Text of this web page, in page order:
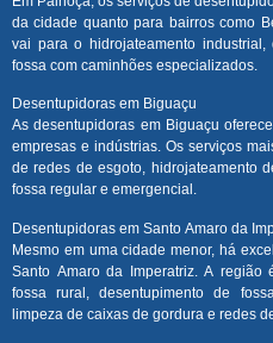
da cidade quanto para bairros como
vai para o hidrojateamento
fossa com caminhões especializados.
Desentupidoras em Biguaçu
As desentupidoras em Biguaçu
empresas e indústrias. Os serviços
de redes de esgoto, hidrojateamento
fossa regular e emergencial.
Desentupidoras em Santo Amaro da
Mesmo em uma cidade menor, há
Santo Amaro da Imperatriz. A
fossa rural, desentupimento de
limpeza de caixas de gordura e redes